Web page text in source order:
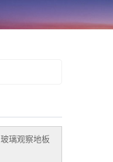
玻璃观察地板